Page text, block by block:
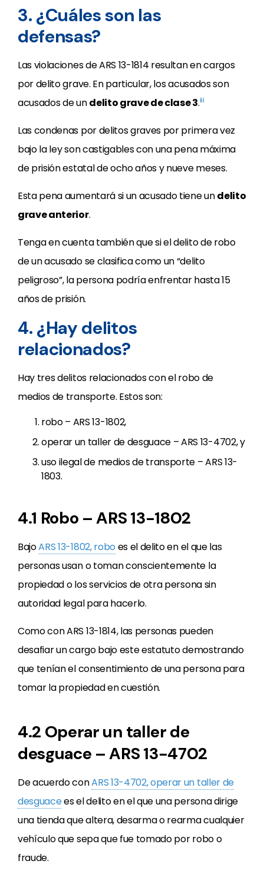
3. ¿Cuáles son las
defensas?
Las violaciones de ARS 13-1814 resultan en cargos
por delito grave. En particular, los acusadosson
acusadosde undelito grave de clase 3.iii
Las condenas por delitos graves por primera vez
bajo la ley son castigables con una pena máxima
de prisión estatal de ocho años y nueve meses.
Esta pena aumentará si un acusado tiene undelito
grave anterior.
Tenga en cuenta también que si el delito de robo
de un acusado se clasifica como un “delito
peligroso”, la persona podría enfrentar hasta 15
años de prisión.
4. ¿Hay delitos
relacionados?
Hay tres delitos relacionados con el robo de
medios de transporte. Estos son:
robo – ARS 13-1802,
operar un taller de desguace – ARS 13-4702, y
uso ilegal de medios de transporte – ARS 13-
1803.
4.1 Robo – ARS 13-1802
BajoARS 13-1802, robo es el delito en el que las
personas usan o toman conscientemente la
propiedad o los servicios de otra persona sin
autoridad legal para hacerlo.
Como con ARS 13-1814, las personas pueden
desafiar un cargo bajo este estatuto demostrando
que tenían el consentimiento de una persona para
tomar la propiedad en cuestión.
4.2 Operar un taller de
desguace – ARS 13-4702
De acuerdo conARS 13-4702, operar un taller de
desguacees el delito en el que una persona dirige
una tienda que altera, desarma o rearma cualquier
vehículo que sepa que fue tomado por robo o
fraude.